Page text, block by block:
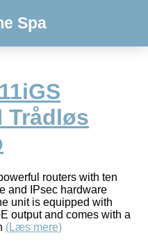
Spa
Trådløs
routers with ten
and IPsec hardware
unit is equipped with
output and comes with a
(Læs mere)